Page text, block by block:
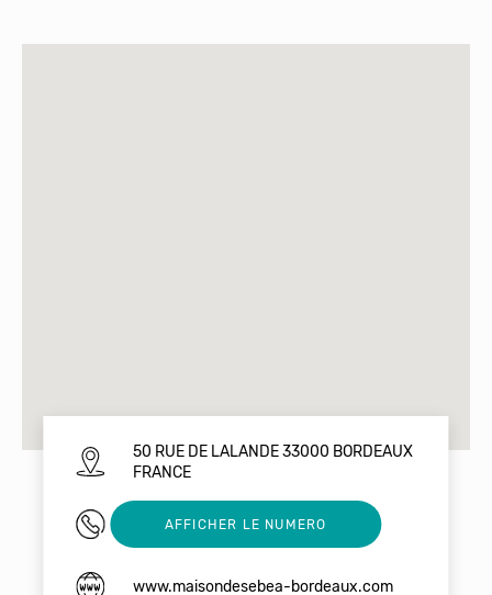
50 RUE DE LALANDE 33000 BORDEAUX
FRANCE
0633735730
AFFICHER LE NUMERO
www.maisondesebea-bordeaux.com